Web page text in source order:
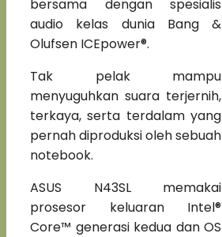
bersama dengan spesialis
audio kelas dunia Bang &
Olufsen ICEpower®.
Tak pelak mampu
menyuguhkan suara terjernih,
terkaya, serta terdalam yang
pernah diproduksi oleh sebuah
notebook.
ASUS N43SL memakai
prosesor keluaran Intel®
Core™ generasi kedua dan OS